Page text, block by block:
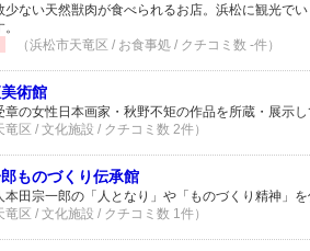
少ない天然獣肉が食べられるお店。浜松に観光で
（浜松市天竜区 / お食事処 / クチコミ数 -件）
術館
章の女性日本画家・秋野不矩の作品を所蔵・展示
竜区 / 文化施設 / クチコミ数 2件）
ものづくり伝承館
本田宗一郎の「人となり」や「ものづくり精神」
竜区 / 文化施設 / クチコミ数 1件）